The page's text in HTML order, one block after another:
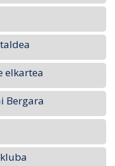
elkartea
Bergara